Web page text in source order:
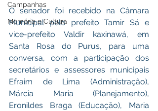
Campanhas
Memória e Cultura
O senador foi recebido na Câmara
Municipal pelo prefeito Tamir Sá e
vice-prefeito Valdir kaxinawá, em
Santa Rosa do Purus, para uma
conversa, com a participação dos
secretários e assessores municipais
Efraim de Lima (Administração),
Márcia Maria (Planejamento),
Eronildes Braga (Educação), Maria